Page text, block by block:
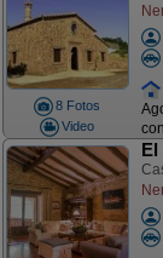
8 Fotos
Video
El